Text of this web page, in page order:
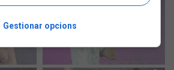
Gestionar opcions